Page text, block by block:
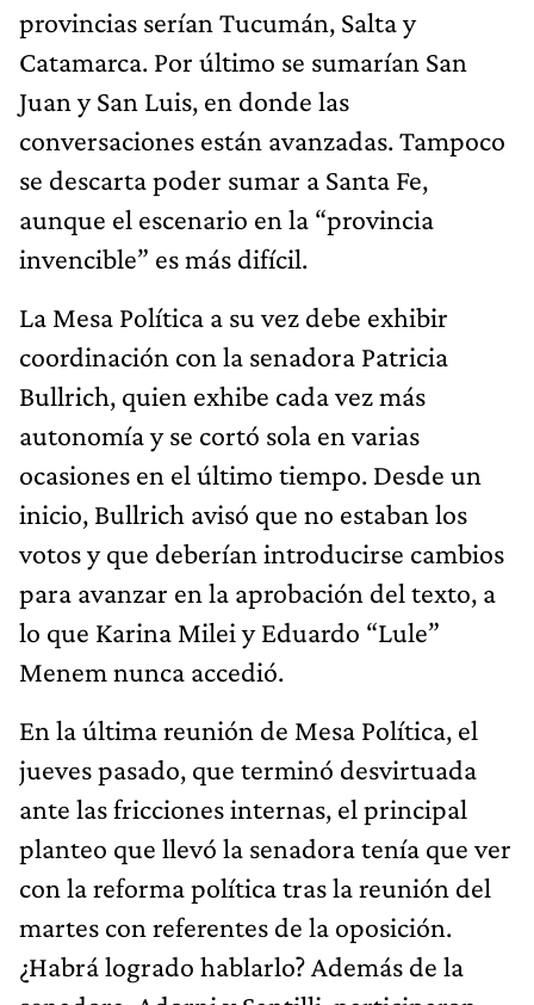
provincias serían Tucumán, Salta y
Catamarca. Por último se sumarían San
Juan y San Luis, en donde las
conversaciones están avanzadas. Tampoco
se descarta poder sumar a Santa Fe,
aunque el escenario en la “provincia
invencible” es más difícil.
La Mesa Política a su vez debe exhibir
coordinación con la senadora Patricia
Bullrich, quien exhibe cada vez más
autonomía y se cortó sola en varias
ocasiones en el último tiempo. Desde un
inicio, Bullrich avisó que no estaban los
votos y que deberían introducirse cambios
para avanzar en la aprobación del texto, a
lo que Karina Milei y Eduardo “Lule”
Menem nunca accedió.
En la última reunión de Mesa Política, el
jueves pasado, que terminó desvirtuada
ante las fricciones internas, el principal
planteo que llevó la senadora tenía que ver
con la reforma política tras la reunión del
martes con referentes de la oposición.
¿Habrá logrado hablarlo? Además de la